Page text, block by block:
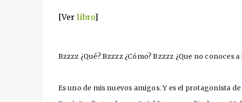
[Ver libro]
Bzzzz ¿Qué? Bzzzz ¿Cómo? Bzzzz ¿Que no conoces a
Es uno de mis nuevos amigos. Y es el protagonista